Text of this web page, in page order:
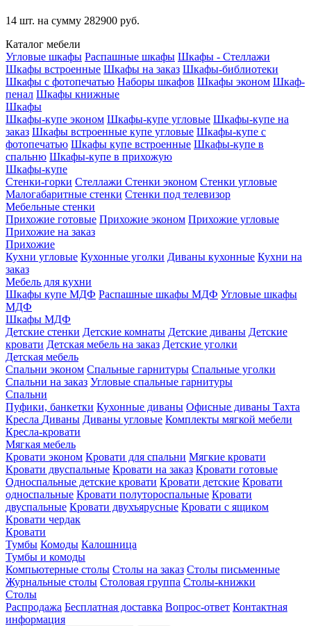
14 шт. на сумму 282900 руб.
Каталог мебели
Угловые шкафы Распашные шкафы Шкафы - Стеллажи
Шкафы встроенные Шкафы на заказ Шкафы-библиотеки
Шкафы с фотопечатью Наборы шкафов Шкафы эконом Шкаф-
пенал Шкафы книжные
Шкафы
Шкафы-купе эконом Шкафы-купе угловые Шкафы-купе на
заказ Шкафы встроенные купе угловые Шкафы-купе с
фотопечатью Шкафы купе встроенные Шкафы-купе в
спальню Шкафы-купе в прихожую
Шкафы-купе
Стенки-горки Стеллажи Стенки эконом Стенки угловые
Малогабаритные стенки Стенки под телевизор
Мебельные стенки
Прихожие готовые Прихожие эконом Прихожие угловые
Прихожие на заказ
Прихожие
Кухни угловые Кухонные уголки Диваны кухонные Кухни на
заказ
Мебель для кухни
Шкафы купе МДФ Распашные шкафы МДФ Угловые шкафы
МДФ
Шкафы МДФ
Детские стенки Детские комнаты Детские диваны Детские
кровати Детская мебель на заказ Детские уголки
Детская мебель
Спальни эконом Спальные гарнитуры Спальные уголки
Спальни на заказ Угловые спальные гарнитуры
Спальни
Пуфики, банкетки Кухонные диваны Офисные диваны Тахта
Кресла Диваны Диваны угловые Комплекты мягкой мебели
Кресла-кровати
Мягкая мебель
Кровати эконом Кровати для спальни Мягкие кровати
Кровати двуспальные Кровати на заказ Кровати готовые
Односпальные детские кровати Кровати детские Кровати
односпальные Кровати полутороспальные Кровати
двуспальные Кровати двухъярусные Кровати с ящиком
Кровати чердак
Кровати
Тумбы Комоды Калошница
Тумбы и комоды
Компьютерные столы Столы на заказ Столы письменные
Журнальные столы Столовая группа Столы-книжки
Столы
Распродажа Бесплатная доставка Вопрос-ответ Контактная
информация